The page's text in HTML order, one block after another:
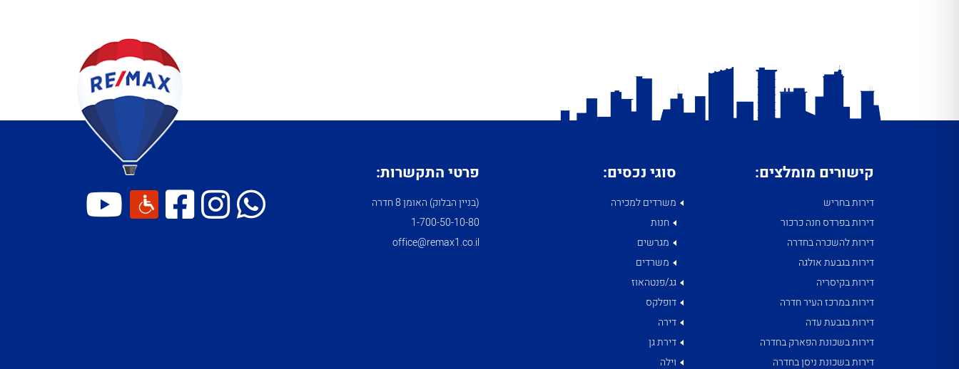
קישורים מומלצים:
דירות בחריש
דירות בפרדס חנה כרכור
דירות להשכרה בחדרה
דירות בגבעת אולגה
דירות בקיסריה
דירות במרכז העיר חדרה
דירות בגבעת עדה
דירות בשכונת הפארק בחדרה
דירות בשכונת ניסן בחדרה
סוגי נכסים:
משרדים למכירה
חנות
מגרשים
משרדים
גג/פנטהאוז
דופלקס
דירה
דירת גן
וילה
פרטי התקשרות:
(בניין הבלוק) האומן 8 חדרה
1­-700­-50-­10-­80
office@remax1.co.il